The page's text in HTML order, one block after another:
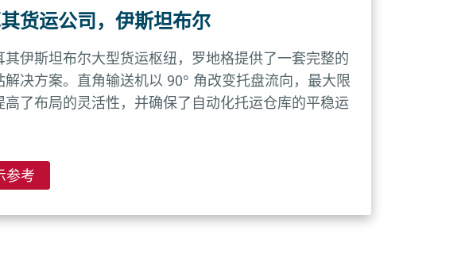
货运公司，伊斯坦布尔
其伊斯坦布尔大型货运枢纽，罗地格提供了一套完整的
解决方案。直角输送机以 90° 角改变托盘流向，最大限
高了布局的灵活性，并确保了自动化托运仓库的平稳运
参考